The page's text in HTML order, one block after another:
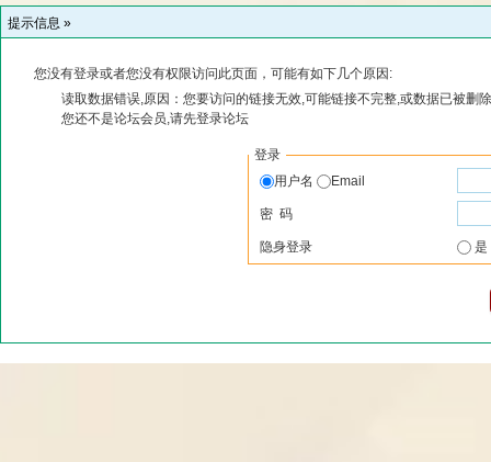
提示信息 »
您没有登录或者您没有权限访问此页面，可能有如下几个原因:
读取数据错误,原因：您要访问的链接无效,可能链接不完整,或数据已被删
您还不是论坛会员,请先登录论坛
登录
用户名
Email
密 码
隐身登录